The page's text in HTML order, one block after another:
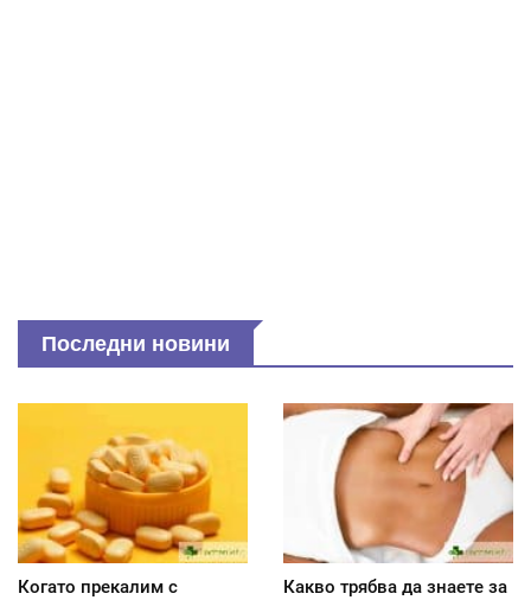
Последни новини
Когато прекалим с
Какво трябва да знаете за